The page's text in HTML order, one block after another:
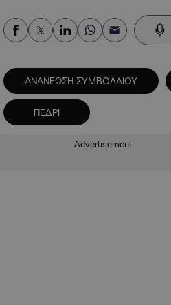
ΑΝΑΝΕΩΣΗ ΣΥΜΒΟΛΑΙΟΥ
ΠΕΔΡΙ
Advertisement